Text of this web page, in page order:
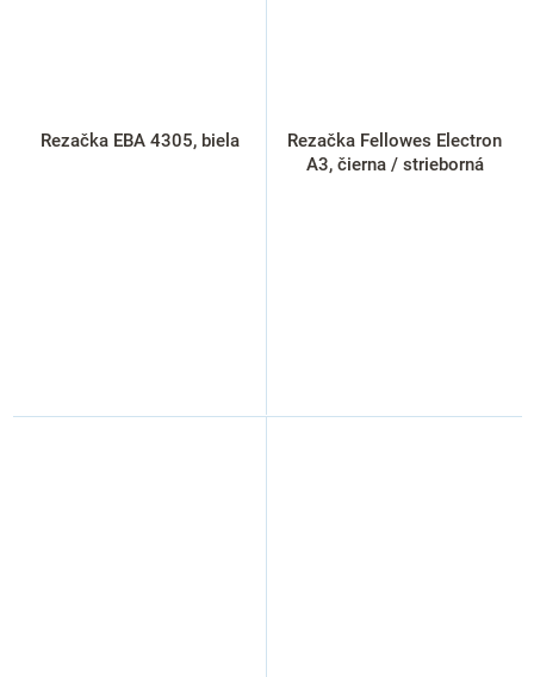
Rezačka EBA 4305, biela
Rezačka Fellowes Electron
A3, čierna / strieborná